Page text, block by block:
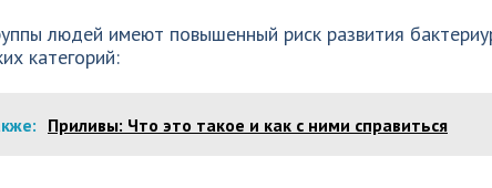
людей имеют повышенный риск развития
категорий:
Приливы: Что это такое и как с ними справиться